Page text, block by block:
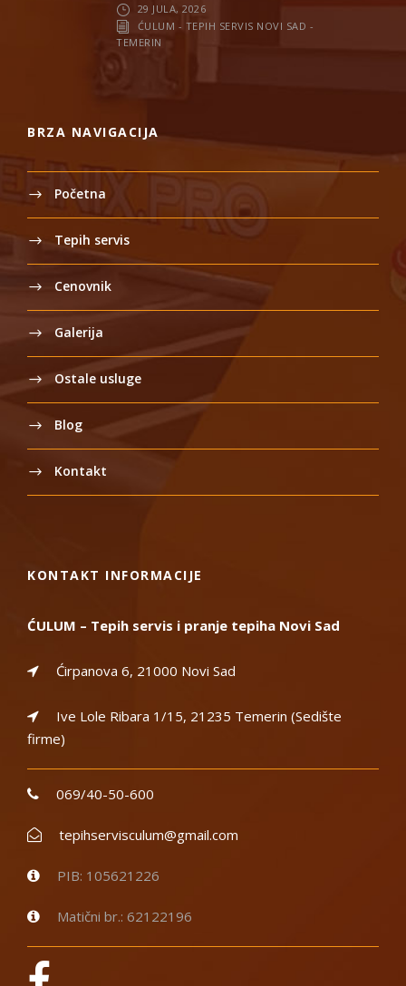
29 JULA, 2026
ĆULUM - TEPIH SERVIS NOVI SAD -
TEMERIN
BRZA NAVIGACIJA
Početna
Tepih servis
Cenovnik
Galerija
Ostale usluge
Blog
Kontakt
KONTAKT INFORMACIJE
ĆULUM – Tepih servis i pranje tepiha Novi Sad
Ćirpanova 6, 21000 Novi Sad
Ive Lole Ribara 1/15, 21235 Temerin (Sedište
firme)
069/40-50-600
tepihservisculum@gmail.com
PIB: 105621226
Matični br.: 62122196